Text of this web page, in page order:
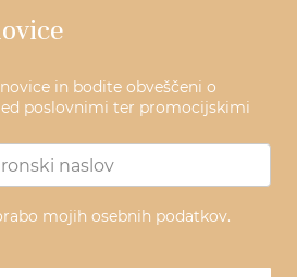
in bodite obveščeni o
poslovnimi ter promocijskimi
mojih osebnih podatkov.